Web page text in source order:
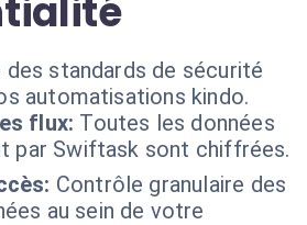
standards de sécurité
automatisations kindo.
flux: Toutes les données
par Swiftask sont chiffrées.
Contrôle granulaire des
au sein de votre